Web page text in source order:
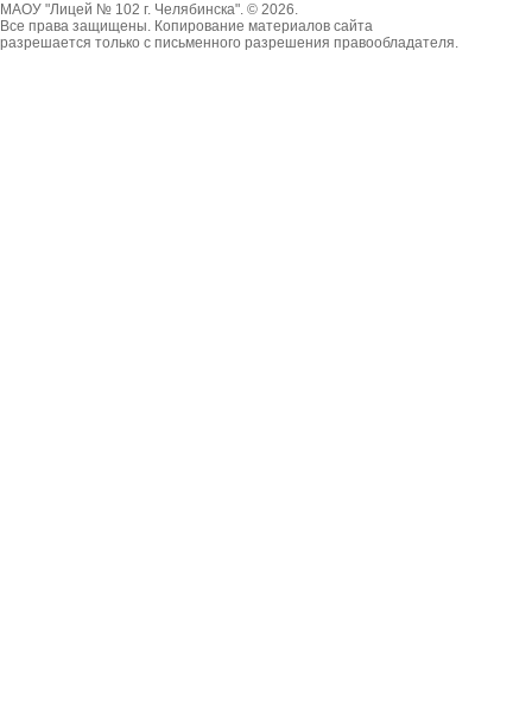
МАОУ "Лицей № 102 г. Челябинска". © 2026.
Все права защищены. Копирование материалов сайта
разрешается только с письменного разрешения правообладателя.